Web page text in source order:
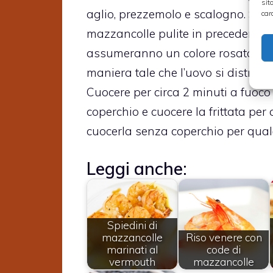
aglio, prezzemolo e scalogno.
mazzancolle pulite in
assumeranno un colore rosato
maniera tale che l’uovo si
Cuocere per circa 2 minuti a
coperchio e cuocere la frittata
cuocerla senza coperchio per
Leggi anche:
Spiedini di
mazzancolle
marinati al
vermouth
Riso venere con
code di
mazzancolle